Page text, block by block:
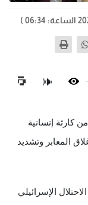
🔊
كارثة إنسانية
المعابر وتشديد
الإسرائيلي